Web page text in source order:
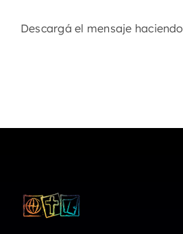
Descargá el mensaje haciendo